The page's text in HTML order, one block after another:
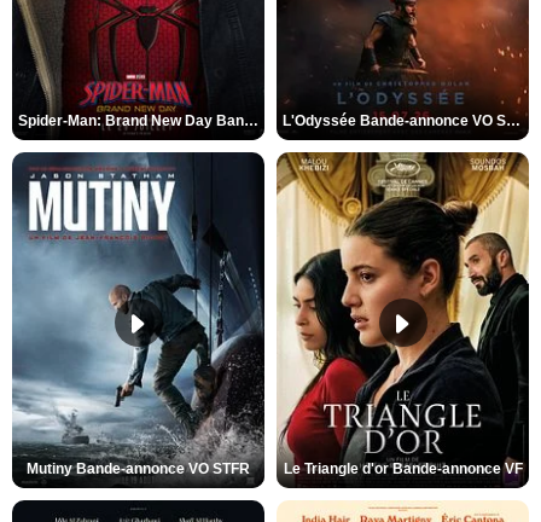
Spider-Man: Brand New Day Bande-annonce VO STFR L'Odyssée Bande-annonce VO STFR
Mutiny Bande-annonce VO STFR Le Triangle d'or Bande-annonce VF